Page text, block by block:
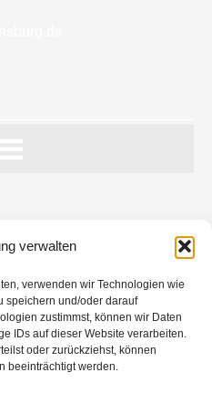
verwalten
verwenden wir Technologien wie
speichern und/oder darauf
zustimmst, können wir Daten
IDs auf dieser Website verarbeiten.
oder zurückziehst, können
beeinträchtigt werden.
Verabschiedung in den
50 Jahre pastorale